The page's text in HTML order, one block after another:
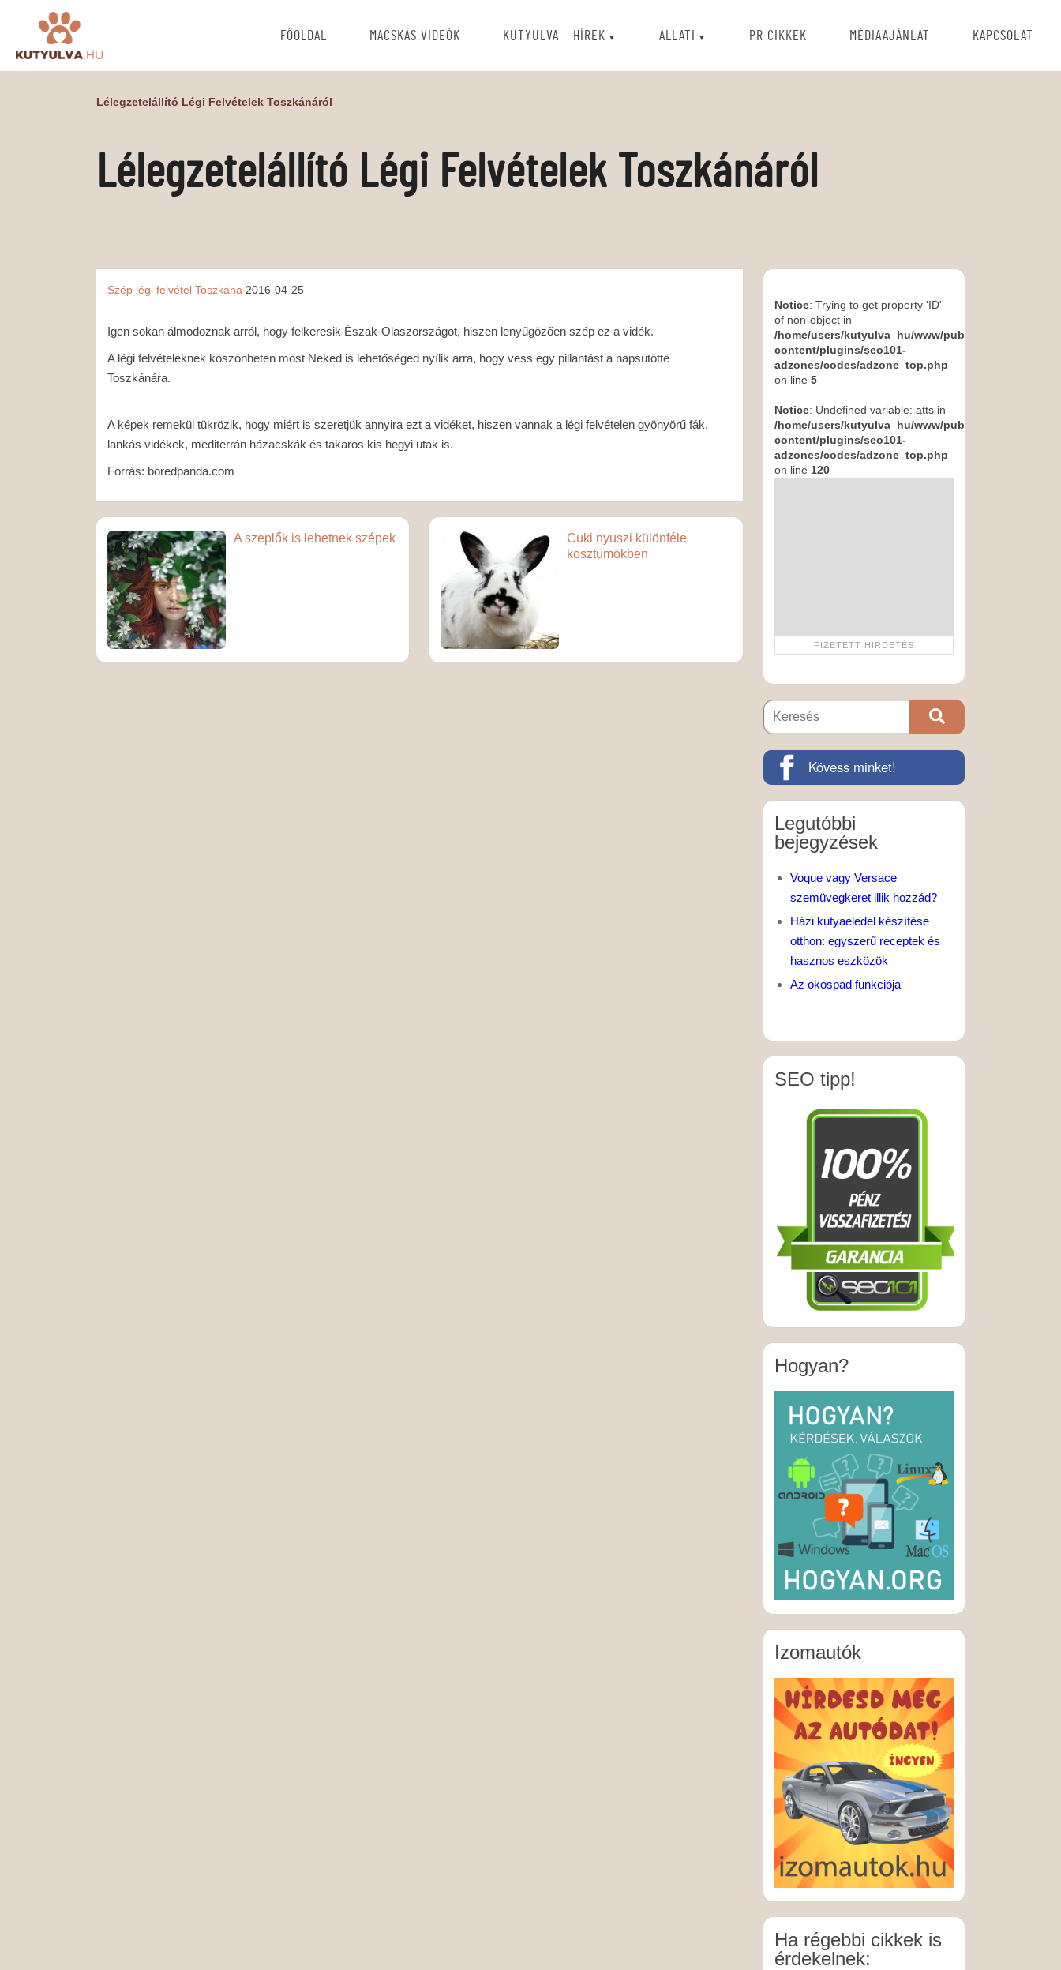
FŐOLDAL MACSKÁS VIDEÓK KUTYULVA – HÍREK ÁLLATI PR CIKKEK MÉDIAAJÁNLAT KAPCSOLAT
Lélegzetelállító Légi Felvételek Toszkánáról
Lélegzetelállító Légi Felvételek Toszkánáról
Szép légi felvétel Toszkána 2016-04-25
Igen sokan álmodoznak arról, hogy felkeresik Észak-Olaszországot, hiszen lenyűgözően szép ez a vidék.
A légi felvételeknek köszönheten most Neked is lehetőséged nyílik arra, hogy vess egy pillantást a napsütötte
Toszkánára.
A képek remekül tükrözik, hogy miért is szeretjük annyira ezt a vidéket, hiszen vannak a légi felvételen gyönyörű fák,
lankás vidékek, mediterrán házacskák és takaros kis hegyi utak is.
Forrás: boredpanda.com
A szeplők is lehetnek szépek
Cuki nyuszi különféle
kosztümökben
Notice: Trying to get property 'ID'
of non-object in
/home/users/kutyulva_hu/www/public_html/wp-
content/plugins/seo101-
adzones/codes/adzone_top.php
on line 5
Notice: Undefined variable: atts in
/home/users/kutyulva_hu/www/public_html/wp-
content/plugins/seo101-
adzones/codes/adzone_top.php
on line 120
Kövess minket!
Legutóbbi
bejegyzések
Voque vagy Versace
szemüvegkeret illik hozzád?
Házi kutyaeledel készítése
otthon: egyszerű receptek és
hasznos eszközök
Az okospad funkciója
SEO tipp!
Hogyan?
Izomautók
Ha régebbi cikkek is
érdekelnek: